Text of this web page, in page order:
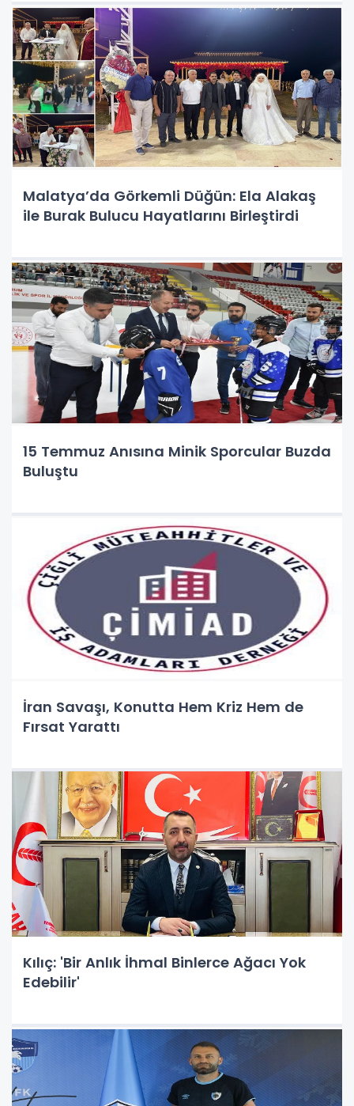
Malatya’da Görkemli Düğün: Ela Alakaş
ile Burak Bulucu Hayatlarını Birleştirdi
15 Temmuz Anısına Minik Sporcular Buzda
Buluştu
İran Savaşı, Konutta Hem Kriz Hem de
Fırsat Yarattı
Kılıç: 'Bir Anlık İhmal Binlerce Ağacı Yok
Edebilir'